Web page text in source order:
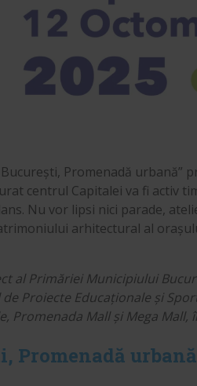
Promenadă urbană”
centrul Capitalei va fi activ
Nu vor lipsi nici parade,
arhitectural al
al Primăriei Municipiului
Proiecte Educaționale și
Promenada Mall și Mega
Promenadă